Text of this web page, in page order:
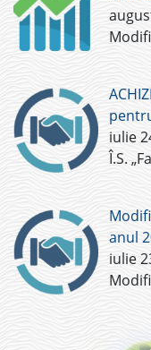
iulie
Î.S.
anul
iulie